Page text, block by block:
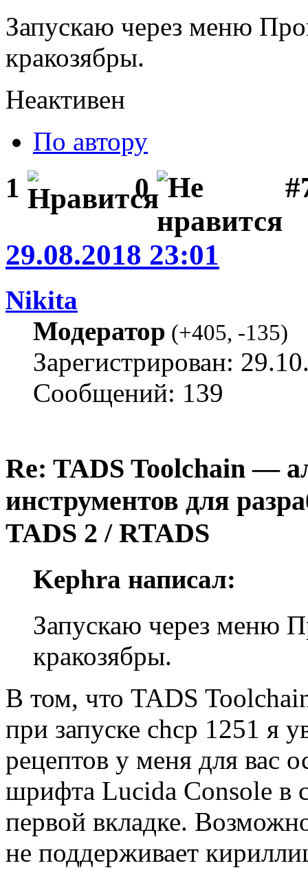
Запускаю через меню
кракозябры.
Неактивен
По автору
1 0
29.08.2018 23:01
Nikita
Модератор (+405, -135)
Зарегистрирован:
Сообщений: 139
Re: TADS Toolchain —
инструментов для
TADS 2 / RTADS
Kephra написал:
Запускаю через меню
кракозябры.
В том, что TADS
при запуске chcp 1251 я
рецептов у меня для вас
шрифта Lucida Console в
первой вкладке.
не поддерживает